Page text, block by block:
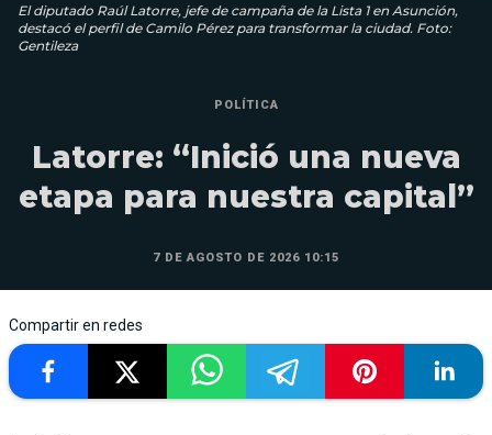
El diputado Raúl Latorre, jefe de campaña de la Lista 1 en Asunción,
destacó el perfil de Camilo Pérez para transformar la ciudad. Foto:
Gentileza
POLÍTICA
Latorre: “Inició una nueva
etapa para nuestra capital”
7 DE AGOSTO DE 2026 10:15
Compartir en redes